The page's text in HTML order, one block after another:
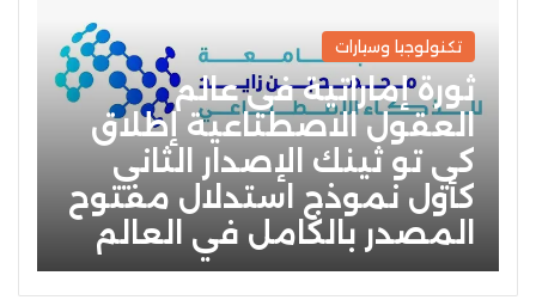
تكنولوجيا وسيارات
ثورة إماراتية في عالم
العقول الاصطناعية إطلاق
كي تو ثينك الإصدار الثاني
كأول نموذج استدلال مفتوح
المصدر بالكامل في العالم